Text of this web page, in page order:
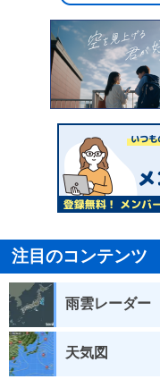
注目のコンテンツ
雨雲レーダー
天気図